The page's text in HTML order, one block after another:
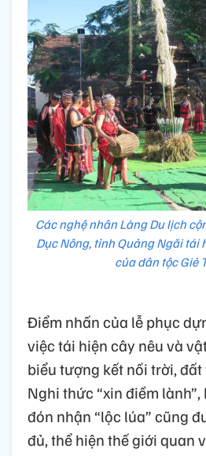
Các nghệ nhân Làng Du lịch
Dục Nông, tỉnh Quảng Ngãi tái
của dân tộc Giẻ
Điểm nhấn của lễ phục
việc tái hiện cây nêu và
biểu tượng kết nối trời,
Nghi thức “xin điềm lành”,
đón nhận “lộc lúa” cũng
đủ, thể hiện thế giới quan